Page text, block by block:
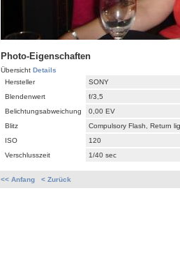
Photo-Eigenschaften
Übersicht Details
Hersteller
SONY
Blendenwert
f/3,5
Belichtungsabweichung
0,00 EV
Blitz
Compulsory Flash, Return
ISO
120
Verschlusszeit
1/40 sec
<< Anfang < Zurück